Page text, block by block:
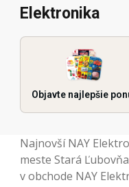
Elektronika
Objavte najlepšie
Najnovší NAY
meste Stará
v obchode NAY